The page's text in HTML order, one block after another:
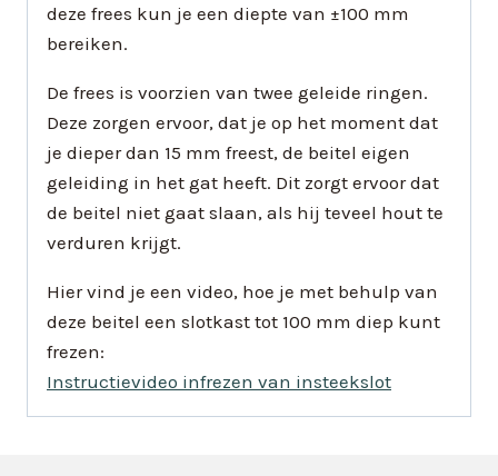
deze frees kun je een diepte van ±100 mm
bereiken.
De frees is voorzien van twee geleide ringen.
Deze zorgen ervoor, dat je op het moment dat
je dieper dan 15 mm freest, de beitel eigen
geleiding in het gat heeft. Dit zorgt ervoor dat
de beitel niet gaat slaan, als hij teveel hout te
verduren krijgt.
Hier vind je een video, hoe je met behulp van
deze beitel een slotkast tot 100 mm diep kunt
frezen:
Instructievideo infrezen van insteekslot